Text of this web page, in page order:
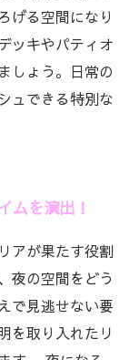
げる空間になり
ッキやパティオ
しょう。日常の
ュできる特別な
ムを演出！
アが果たす役割
夜の空間をどう
で見逃せない要
を取り入れたリ